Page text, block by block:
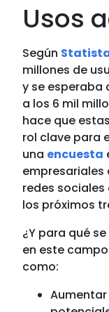
Usos
Según
millones de
y se esperaba
a los 6 mil
hace que
rol clave para
una encuesta
empresariales
redes
los próximos
¿Y para qué
en este
como: